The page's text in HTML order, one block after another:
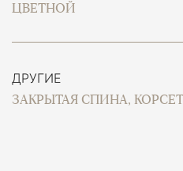
ЦВЕТНОЙ
ДРУГИЕ
ЗАКРЫТАЯ СПИНА,